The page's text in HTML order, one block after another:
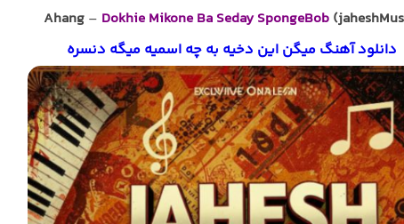
Ahang – Dokhie Mikone Ba Seday SpongeBob
دانلود آهنگ میگن این دخیه به چه اسمیه میگه دنسره